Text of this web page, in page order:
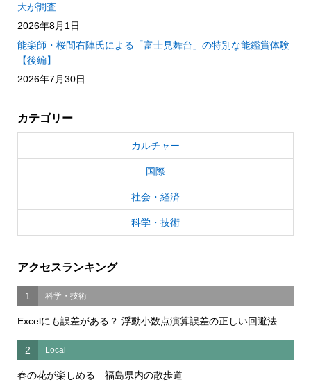
大が調査
2026年8月1日
能楽師・桜間右陣氏による「富士見舞台」の特別な能鑑賞体験
【後編】
2026年7月30日
カテゴリー
カルチャー
国際
社会・経済
科学・技術
アクセスランキング
1 科学・技術
Excelにも誤差がある？ 浮動小数点演算誤差の正しい回避法
2 Local
春の花が楽しめる 福島県内の散歩道